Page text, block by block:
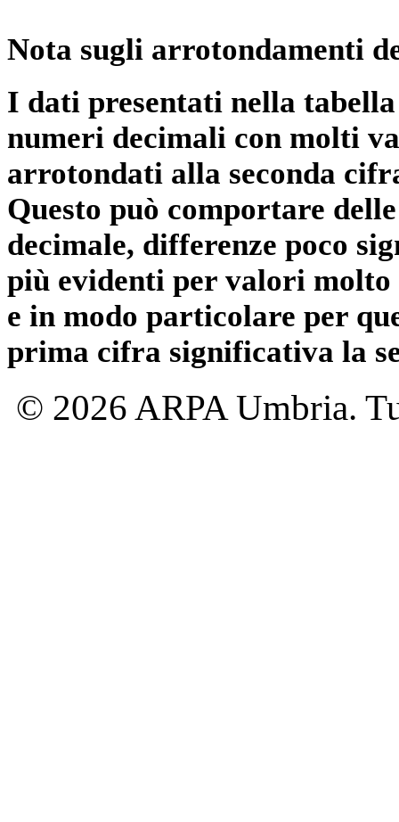
Nota sugli arrotondamenti
I dati presentati nella
numeri decimali con molti
arrotondati alla seconda
Questo può comportare
decimale, differenze poco
più evidenti per valori
e in modo particolare per
prima cifra significativa la
© 2026 ARPA Umbria.